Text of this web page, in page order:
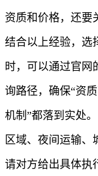
资质和价格，还要
结合以上经验，选
时，可以通过官网
询路径，确保“资
机制”都落到实处
区域、夜间运输、
请对方给出具体执